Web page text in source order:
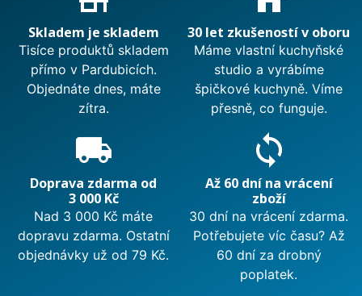
Skladem je skladem
Tisíce produktů skladem
přímo v Pardubicích.
Objednáte dnes, máte
zítra.
30 let zkušeností v oboru
Máme vlastní kuchyňské
studio a vyrábíme
špičkové kuchyně. Víme
přesně, co funguje.
local_shipping
Doprava zdarma od
3 000 Kč
Nad 3 000 Kč máte
dopravu zdarma. Ostatní
objednávky už od 79 Kč.
sync
Až 60 dní na vrácení
zboží
30 dní na vrácení zdarma.
Potřebujete víc času? Až
60 dní za drobný
poplatek.